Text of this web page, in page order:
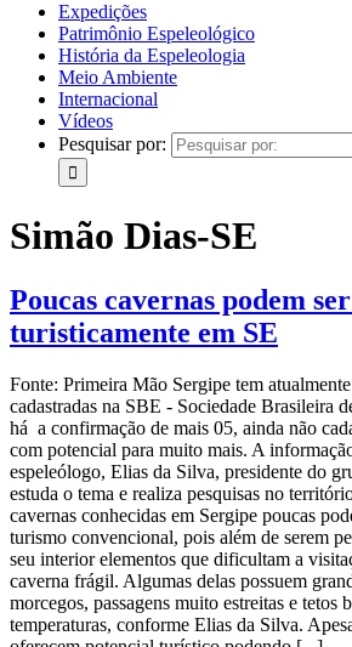
Expedições
Patrimônio Espeleológico
História da Espeleologia
Meio Ambiente
Internacional
Vídeos
Pesquisar por:
Simão Dias-SE
Poucas cavernas podem
turisticamente em SE
Fonte: Primeira Mão Sergipe tem
cadastradas na SBE - Sociedade Brasileira
há a confirmação de mais 05, ainda não
com potencial para muito mais. A
espeleólogo, Elias da Silva, presidente do
estuda o tema e realiza pesquisas no
cavernas conhecidas em Sergipe poucas
turismo convencional, pois além de serem
seu interior elementos que dificultam a
caverna frágil. Algumas delas possuem
morcegos, passagens muito estreitas e tetos
temperaturas, conforme Elias da Silva.